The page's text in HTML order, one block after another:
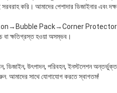
করি। আমাদের পেশাদার ডিজাইনার এবং দক্ষ
Pack→Corner
বা ক্ষতিগ্রস্ত হওয়া অসম্ভব।
ডিজাইন, উৎপাদন, পরিবহন, ইনস্টলেশন
আমাদের সাথে যোগাযোগ করতে স্বাগতম!